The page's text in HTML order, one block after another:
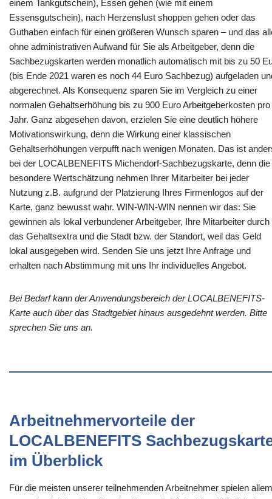
einem Tankgutschein), Essen gehen (wie mit einem
Essensgutschein), nach Herzenslust shoppen gehen oder das
Guthaben einfach für einen größeren Wunsch sparen – und das
ohne administrativen Aufwand für Sie als Arbeitgeber, denn die
Sachbezugskarten werden monatlich automatisch mit bis zu 50
(bis Ende 2021 waren es noch 44 Euro Sachbezug) aufgeladen
abgerechnet. Als Konsequenz sparen Sie im Vergleich zu einer
normalen Gehaltserhöhung bis zu 900 Euro Arbeitgeberkosten pro
Jahr. Ganz abgesehen davon, erzielen Sie eine deutlich höhere
Motivationswirkung, denn die Wirkung einer klassischen
Gehaltserhöhungen verpufft nach wenigen Monaten. Das ist
bei der LOCALBENEFITS Michendorf-Sachbezugskarte, denn die
besondere Wertschätzung nehmen Ihrer Mitarbeiter bei jeder
Nutzung z.B. aufgrund der Platzierung Ihres Firmenlogos auf der
Karte, ganz bewusst wahr. WIN-WIN-WIN nennen wir das: Sie
gewinnen als lokal verbundener Arbeitgeber, Ihre Mitarbeiter durch
das Gehaltsextra und die Stadt bzw. der Standort, weil das Geld
lokal ausgegeben wird. Senden Sie uns jetzt Ihre Anfrage und
erhalten nach Abstimmung mit uns Ihr individuelles Angebot.
Bei Bedarf kann der Anwendungsbereich der LOCALBENEFITS-
Karte auch über das Stadtgebiet hinaus ausgedehnt werden. Bitte
sprechen Sie uns an.
Arbeitnehmervorteile der
LOCALBENEFITS
im Überblick
Für die meisten unserer teilnehmenden Arbeitnehmer spielen allem